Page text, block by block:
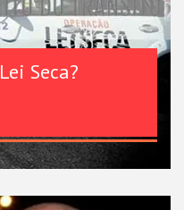
Seca?